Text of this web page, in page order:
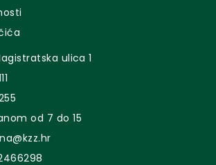
ulica 1
od 7 do 15